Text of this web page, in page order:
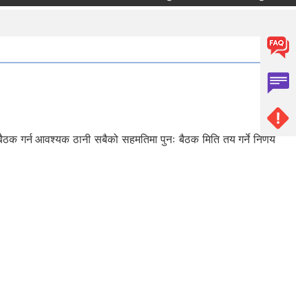
गर्न आवश्यक ठानी सबैको सहमतिमा पुनः बैठक मिति तय गर्ने निर्णय